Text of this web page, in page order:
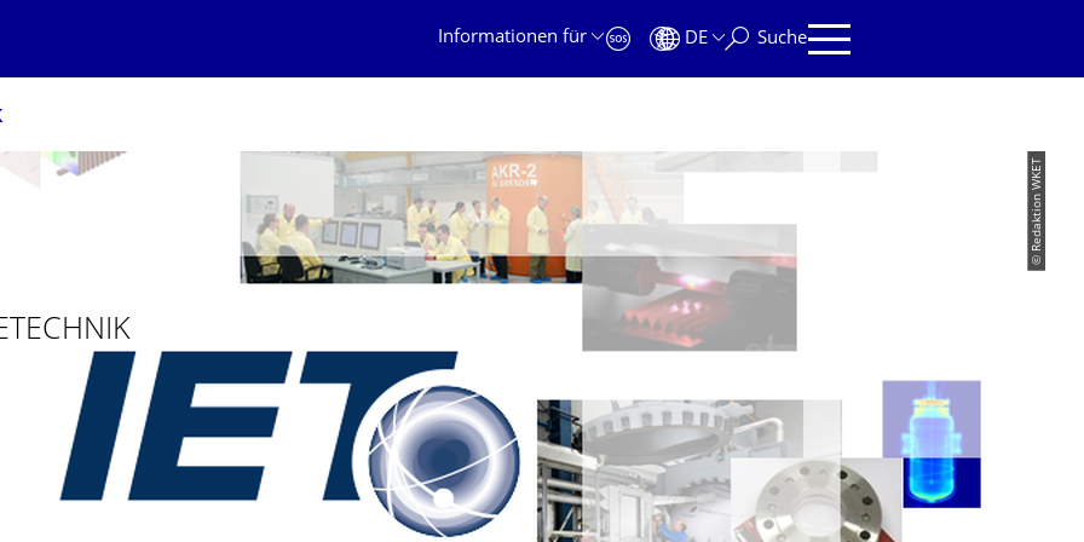
Informationen für
DE Suche
© Redaktion WKET